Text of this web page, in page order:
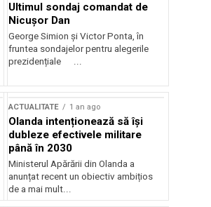
Ultimul sondaj comandat de
Nicușor Dan
George Simion și Victor Ponta, în
fruntea sondajelor pentru alegerile
prezidențiale ...
ACTUALITATE 1 an ago
Olanda intenționează să își
dubleze efectivele militare
până în 2030
Ministerul Apărării din Olanda a
anunțat recent un obiectiv ambițios
de a mai mult...